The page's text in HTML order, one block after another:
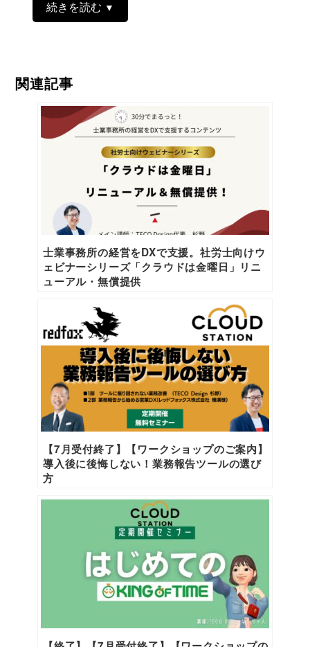
続きを読む
関連記事
士業事務所の経営をDXで支援。社労士向けウ
ェビナーシリーズ「クラウドは金曜日」リニ
ューアル・無償提供
【7月受付終了】【ワークショップのご案内】
導入後に後悔しない！業務報告ツールの選び
方